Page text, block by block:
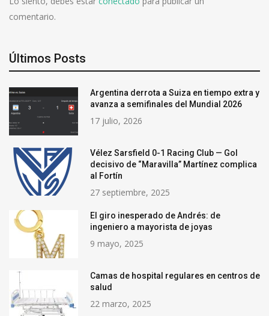
comentario.
Últimos Posts
Argentina derrota a Suiza en tiempo extra y
avanza a semifinales del Mundial 2026
17 julio, 2026
Vélez Sarsfield 0-1 Racing Club — Gol
decisivo de “Maravilla” Martínez complica
al Fortín
27 septiembre, 2025
El giro inesperado de Andrés: de
ingeniero a mayorista de joyas
9 mayo, 2025
Camas de hospital regulares en centros de
salud
22 marzo, 2025